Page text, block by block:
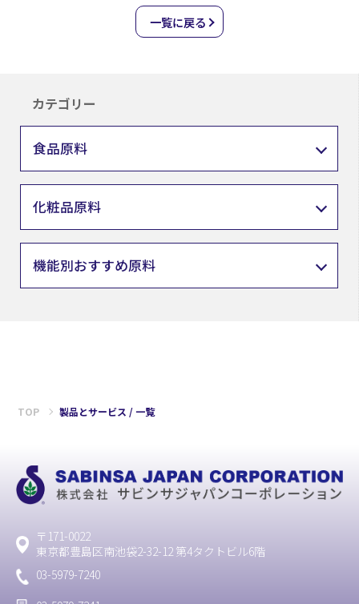
カテゴリー
食品原料
化粧品原料
機能別おすすめ原料
一覧に戻る
TOP 製品とサービス / 一覧
〒171-0022
東京都豊島区南池袋2-32-12 第4タクトビル6階
03-5979-7240